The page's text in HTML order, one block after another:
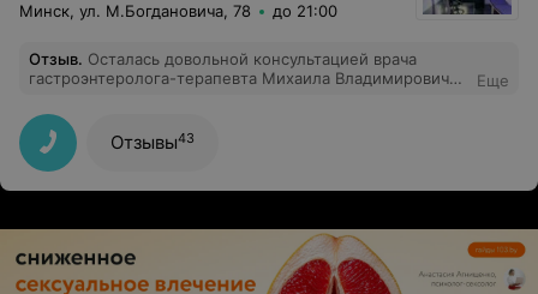
Минск, ул. М.Богдановича, 78 до 21:00
Отзыв. Осталась довольной консультацией врача
гастроэнтеролога-терапевта Михаила Владимировича.
все вопросы, а также рекомендации по обследованию,
питанию. Мне было назначено лечение, которое
помогло. Сразу стало легче. Я поверила врачу.
Советую этого гастроэнтеролога своим друзьям.
Спасибо Вам!
Еще
Отзывы43